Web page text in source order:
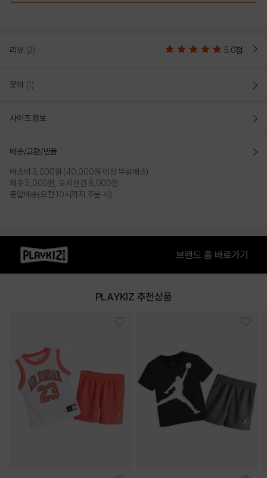
PRODUCT VIEW
리뷰 (2) 5.0점
문의 (1)
사이즈 정보
배송/교환/반품
배송비 3,000원 (40,000원 이상 무료배송)
제주 5,000원, 도서산간 8,000원
총알배송(오전 10시까지 주문 시)
PLAYKIZ 추천상품